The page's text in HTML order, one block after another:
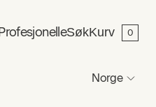
SøkKurv 0
Norge